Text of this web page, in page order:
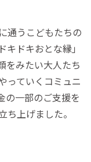
通うこどもたちの
ドキおとな縁」
をみたい大人たち
っていくコミュニ
の一部のご支援を
上げました。